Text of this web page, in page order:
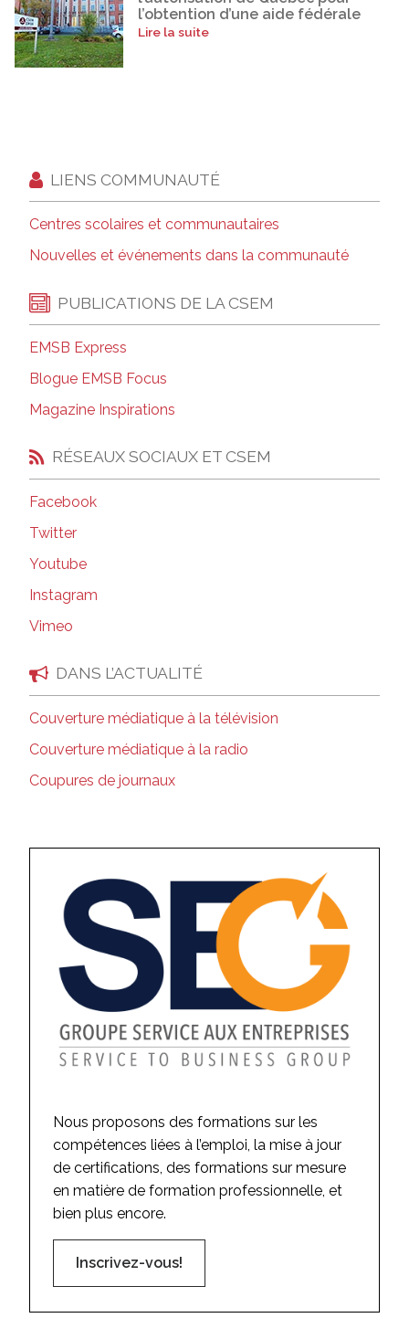
l’obtention d’une aide fédérale
Lire la suite
LIENS COMMUNAUTÉ
Centres scolaires et communautaires
Nouvelles et événements dans la communauté
PUBLICATIONS DE LA CSEM
EMSB Express
Blogue EMSB Focus
Magazine Inspirations
RÉSEAUX SOCIAUX ET CSEM
Facebook
Twitter
Youtube
Instagram
Vimeo
DANS L’ACTUALITÉ
Couverture médiatique à la télévision
Couverture médiatique à la radio
Coupures de journaux
Nous proposons des formations sur les
compétences liées à l’emploi, la mise à jour
de certifications, des formations sur mesure
en matière de formation professionnelle, et
bien plus encore.
Inscrivez-vous!